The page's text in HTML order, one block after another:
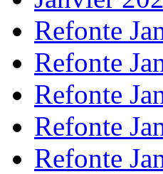
Refonte
Refonte
Refonte
Refonte
Refonte